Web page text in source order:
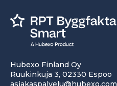
Hubexo Finland Oy
Ruukinkuja 3, 02330 Espoo
asiakaspalvelu@hubexo.com